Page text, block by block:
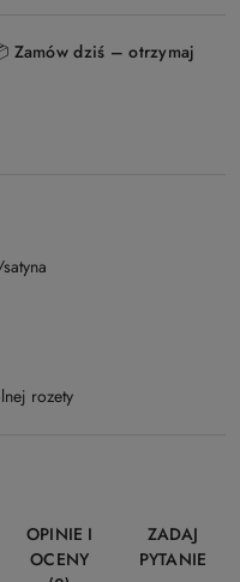
Zamów dziś – otrzymaj
rozety
OPINIE I
OCENY
ZADAJ
PYTANIE